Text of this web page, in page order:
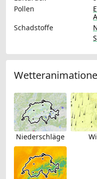
Pollen
Schadstoffe
Niederschläge